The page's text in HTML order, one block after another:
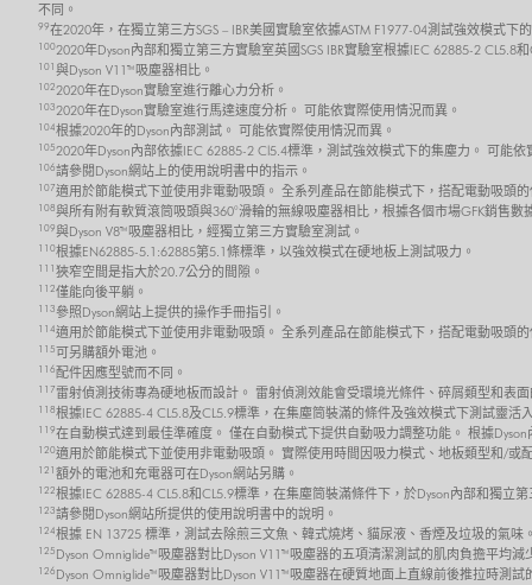
不同。
99在2020年，在獨立第三方SGS – IBR美國實驗室依據ASTM F1977-04測試強效模式下
1002020年Dyson內部和獨立第三方實驗室英國SGS IBR實驗室根據IEC 62885-2
101 與Dyson V11™吸塵器相比。
1022020年在Dyson實驗室進行離心力分析。
1032020年在Dyson實驗室進行馬達速度分析。 可能依實際使用情況而異。
104根據2020年的Dyson內部測試。 可能依實際使用情況而異。
1052020年Dyson內部依據IEC 62885-2 Cl5.4標準，測試強效模式下的集塵力。 可能
106請參閱Dyson網站上的使用說明書中的指示。
107適用於節能模式下並使用非電動吸頭。 全系列產品在節能模式下，搭配電動吸頭
108與所有附有軟質滾筒吸頭與360°滑輪的無線吸塵器相比，根據各個市場GFK銷售數
109與Dyson V8™吸塵器相比，經獨立第三方實驗室測試。
110根據EN62885-5.1:62885第5.1條標準，以強效模式在硬地板上測試吸力。
111 狹窄空間是指大於20.7公分的間隙。
112僅能向後平躺。
113參照Dyson網站上提供的操作手冊指引。
114適用於節能模式下並使用非電動吸頭。 全系列產品在節能模式下，搭配電動吸頭
115可另購額外電池。
116配件因應型號而不同。
117 雷射偵測技術專為硬地板而設計。 雷射偵測效能會受環境光條件、碎屑類型和表
118根據IEC 62885-4 CL5.8及CL5.9標準，在集塵筒裝滿的條件及強效模式下測試靈
119在自動模式達到最佳準確度。 僅在自動模式下提供自動吸力調整功能。 根據
120適用於節能模式下並使用非電動吸頭。 實際使用時間因吸力模式、地板類型和/或
121 額外的電池和充電器可在Dyson網站另購。
122根據IEC 62885-4 CL5.8和CL5.9標準，在集塵筒裝滿條件下，於Dyson內部和獨
123請參閱Dyson網站所提供的使用說明書中的說明。
124根據 EN 13725 標準，測試去除煎三文魚、韓式燒烤、貓尿液、香煙及垃圾的氣味
125 Dyson Omniglide™吸塵器對比Dyson V11™吸塵器的五項清潔測試的肌肉負擔平均
126 Dyson Omniglide™吸塵器對比Dyson V11™吸塵器在硬質地面上直線前後推拉時測